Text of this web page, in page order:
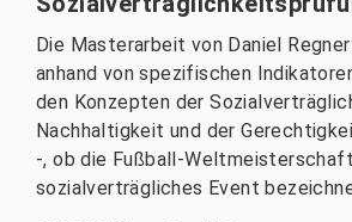
Die Masterarbeit von Daniel
anhand von spezifischen
den Konzepten der
Nachhaltigkeit und der
-, ob die Fußball-
sozialverträgliches Event